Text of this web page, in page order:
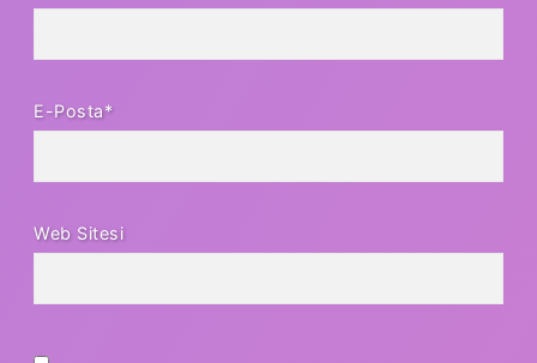
E-Posta*
Web Sitesi